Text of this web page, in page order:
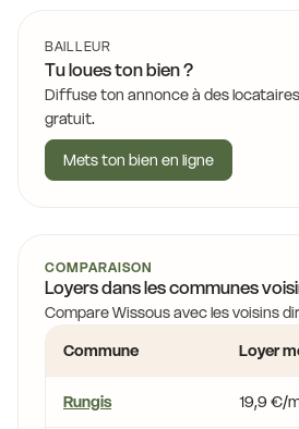
BAILLEUR
Tu loues ton bien ?
Diffuse ton annonce à des
gratuit.
Mets ton bien en ligne
COMPARAISON
Loyers dans les communes
Compare Wissous avec les voisins
Commune
Loyer
Rungis 19,9 €/